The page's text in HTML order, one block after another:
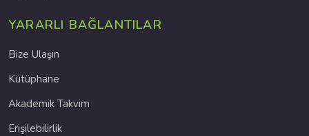
YARARLI BAĞLANTILAR
Bize Ulaşın
Kütüphane
Akademik Takvim
Erişilebilirlik